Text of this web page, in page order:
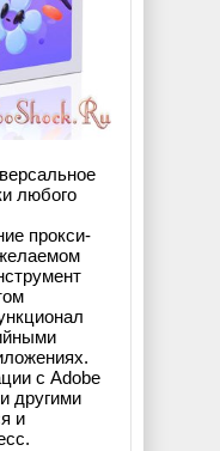
любого
прокси-
с Adobe
другими
и